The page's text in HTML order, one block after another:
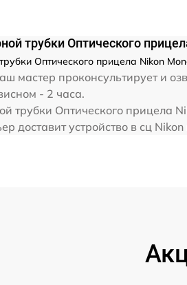
трубки Оптического
Оптического прицела Nikon
мастер проконсультирует и
- 2 часа.
трубки Оптического прицела
доставит устройство в сц Nikon